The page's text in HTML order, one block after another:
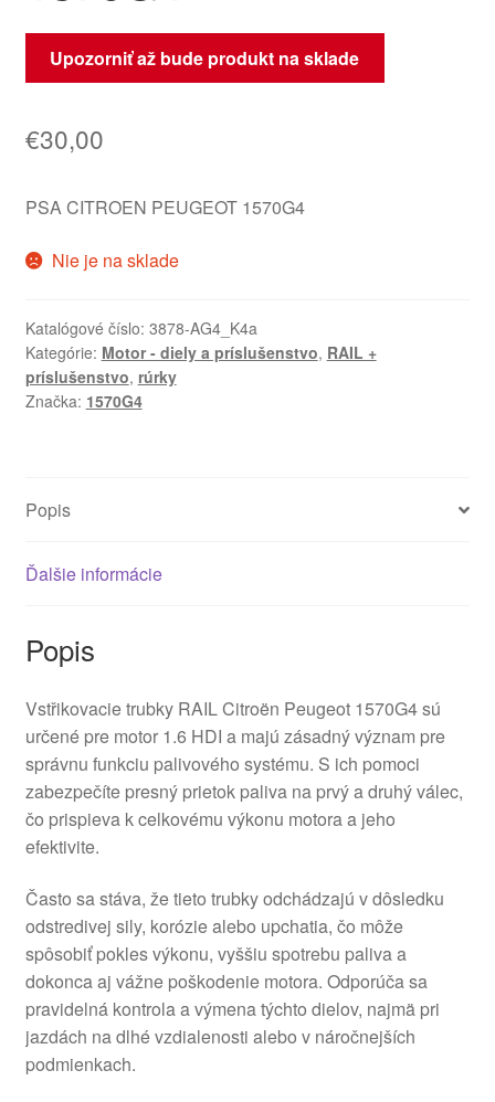
Upozorniť až bude produkt na sklade
€30,00
PSA CITROEN PEUGEOT 1570G4
Nie je na sklade
Katalógové číslo: 3878-AG4_K4a
Kategórie: Motor - diely a príslušenstvo, RAIL +
príslušenstvo, rúrky
Značka: 1570G4
Popis
Ďalšie informácie
Popis
Vstřikovacie trubky RAIL Citroën Peugeot 1570G4 sú
určené pre motor 1.6 HDI a majú zásadný význam pre
správnu funkciu palivového systému. S ich pomoci
zabezpečíte presný prietok paliva na prvý a druhý válec,
čo prispieva k celkovému výkonu motora a jeho
efektivite.
Často sa stáva, že tieto trubky odchádzajú v dôsledku
odstredivej sily, korózie alebo upchatia, čo môže
spôsobiť pokles výkonu, vyššiu spotrebu paliva a
dokonca aj vážne poškodenie motora. Odporúča sa
pravidelná kontrola a výmena týchto dielov, najmä pri
jazdách na dlhé vzdialenosti alebo v náročnejších
podmienkach.